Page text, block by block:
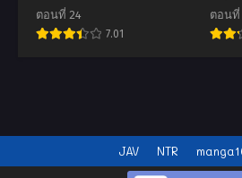
ตอนที่ 24
7.01
ตอนที่
JAV NTR